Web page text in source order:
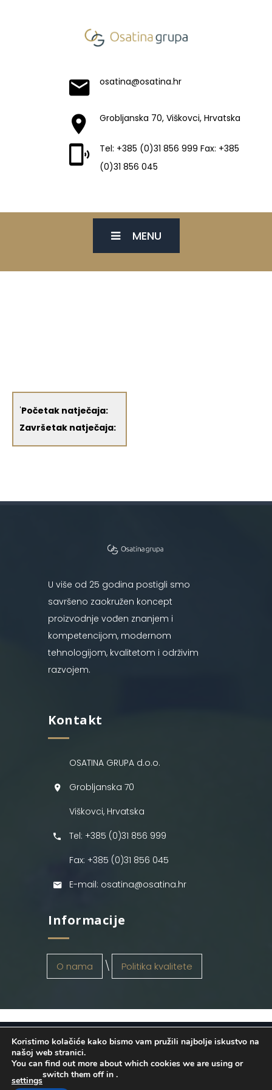
osatina@osatina.hr
Grobljanska 70, Viškovci, Hrvatska
Tel: +385 (0)31 856 999 Fax: +385
(0)31 856 045
MENU
'Početak natječaja:
Završetak natječaja:
U više od 25 godina postigli smo
savršeno zaokružen koncept
proizvodnje vođen znanjem i
kompetencijom, modernom
tehnologijom, kvalitetom i održivim
razvojem.
Kontakt
OSATINA GRUPA d.o.o.
Grobljanska 70
Viškovci, Hrvatska
Tel: +385 (0)31 856 999
Fax: +385 (0)31 856 045
E-mail: osatina@osatina.hr
Informacije
O nama Politika kvalitete
OSATINA GRUPA d.o.o. 2026
. Configured
byINFOS Osijek. Sva prava pridržana.
Koristimo kolačiće kako bismo vam pružili najbolje iskustvo na
našoj web stranici.
You can find out more about which cookies we are using or
switch them off in
settings
.